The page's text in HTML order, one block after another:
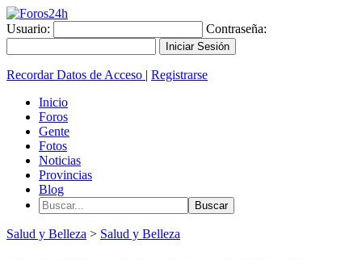
Usuario: Contraseña:
Recordar Datos de Acceso | Registrarse
Inicio
Foros
Gente
Fotos
Noticias
Provincias
Blog
Salud y Belleza > Salud y Belleza